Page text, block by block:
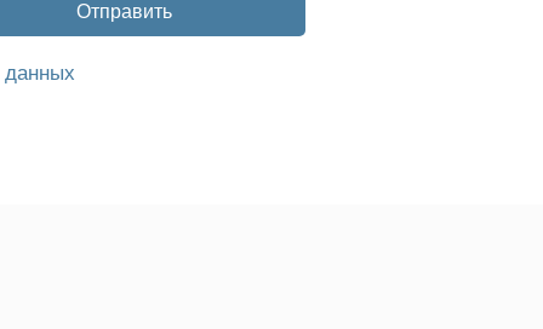
Отправить
данных